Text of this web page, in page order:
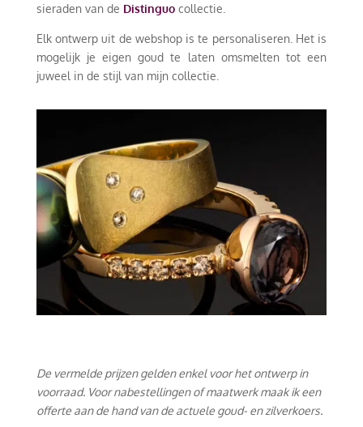
sieraden van de Distinguocollectie.
Elk ontwerp uit de webshop is te personaliseren. Het is
mogelijk je eigen goud te laten omsmelten tot een
juweel in de stijl van mijn collectie.
De vermelde prijzen gelden enkel voor het ontwerp in
voorraad. Voor nabestellingen of maatwerk maak ik een
offerte aan de hand van de actuele goud- en zilverkoers.